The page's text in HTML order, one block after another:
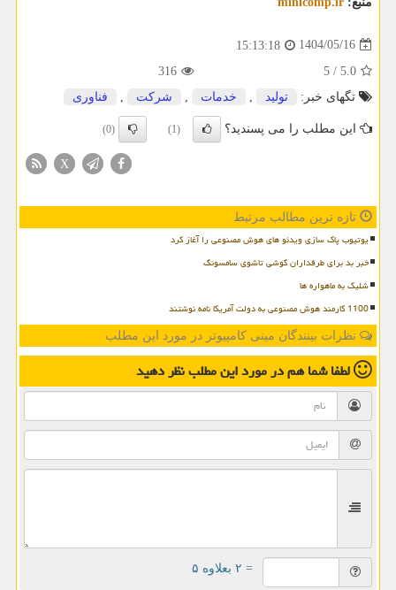
1404/05/16
15:13:18
5.0
/
5
316
تگهای خبر:
تولید خدمات شركت فناوری
این مطلب را می پسندید؟ (1)
(0)
X
تازه ترین مطالب مرتبط
یوتیوب پاک سازی ویدئو های هوش مصنوعی را آغاز کرد
خبر بد برای طرفداران گوشی تاشوی سامسونگ
شلیک به ماهواره ها
1100 کارمند هوش مصنوعی به دولت آمریکا نامه نوشتند
نظرات بینندگان مینی کامپیوتر در مورد این مطلب
لطفا شما همدر مورد این مطلبنظر دهید
= ۲ بعلاوه ۵